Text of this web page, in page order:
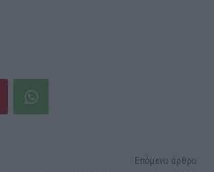
Επόμενο άρθρο